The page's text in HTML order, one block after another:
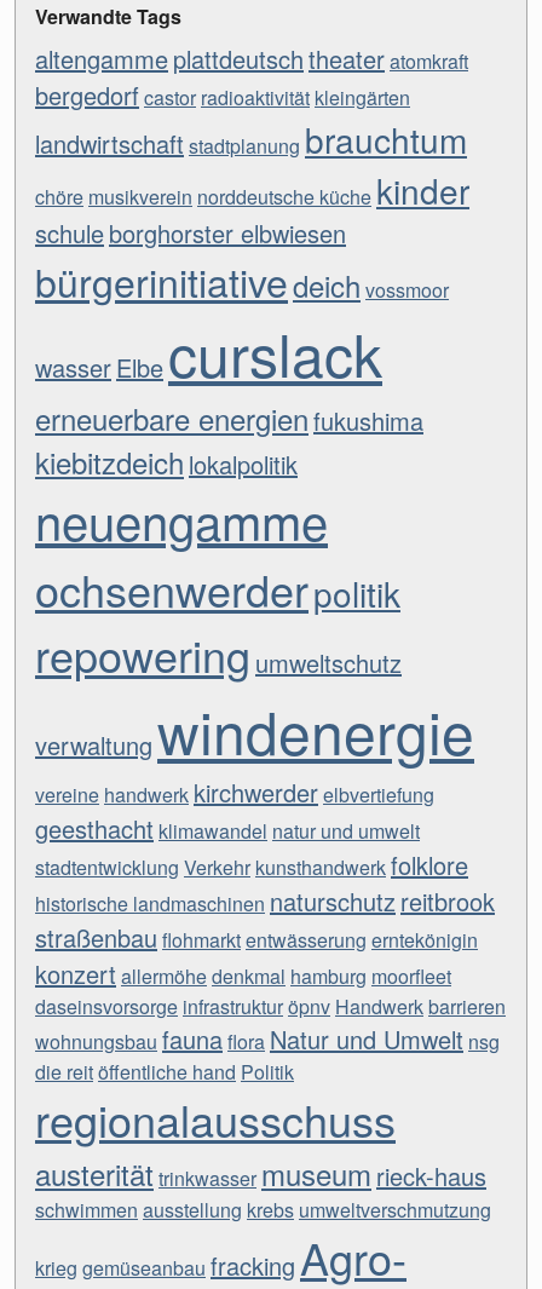
Verwandte Tags
altengammeplattdeutschtheateratomkraft
bergedorfcastor radioaktivität kleingärten
landwirtschaft stadtplanung brauchtum
chöre musikverein norddeutsche küche kinder
schuleborghorster elbwiesen
bürgerinitiativedeich vossmoor
wasserElbecurslack
erneuerbare energienfukushima
kiebitzdeich lokalpolitik
neuengamme
ochsenwerderpolitik
repowering umweltschutz
verwaltungwindenergie
vereine handwerk kirchwerderelbvertiefung
geesthacht klimawandel natur und umwelt
stadtentwicklung Verkehr kunsthandwerkfolklore
historische landmaschinen naturschutzreitbrook
straßenbau flohmarktentwässerung erntekönigin
konzert allermöhedenkmal hamburg moorfleet
daseinsvorsorge infrastrukturöpnv Handwerkbarrieren
wohnungsbau faunaflora Natur und Umwelt nsg
die reitöffentliche hand Politik
regionalausschuss
austerität trinkwasser museum rieck-haus
schwimmen ausstellung krebs umweltverschmutzung
krieg gemüseanbau fracking Agro-